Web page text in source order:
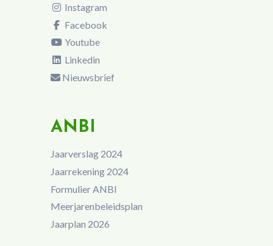
Instagram
Facebook
Youtube
Linkedin
Nieuwsbrief
ANBI
Jaarverslag 2024
Jaarrekening 2024
Formulier ANBI
Meerjarenbeleidsplan
Jaarplan 2026